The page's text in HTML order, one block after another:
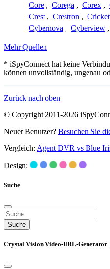
Core , Corega , Corex ,
Crest , Crestron , Cricket
Cybernova , Cyberview ,
Mehr Quellen
* iSpyConnect hat keine
können unvollständig, ungenau
Zurück nach oben
© Copyright 2011-2026
Neuer Benutzer? Besuchen Sie
Vergleich: Agent DVR vs Blue
Design:
Suche
Suche
Crystal Vision Video-URL-Generator